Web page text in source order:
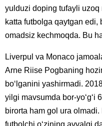
yulduzi doping tufayli uzoq
katta futbolga qaytgan
omadsiz kechmoqda. Bu
Liverpul va Monaco
Arne Riise Pogbaning
boʻlganini yashirmadi.
yilgi mavsumda bor-yoʻgʻi
birorta ham gol ura
futbolchi oʻzining avvalgi